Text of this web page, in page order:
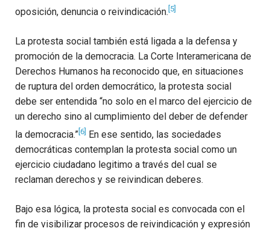
oposición, denuncia o reivindicación. [5]
La protesta social también está ligada a la defensa y
promoción de la democracia. La Corte Interamericana de
Derechos Humanos ha reconocido que, en situaciones
de ruptura del orden democrático, la protesta social
debe ser entendida “no solo en el marco del ejercicio de
un derecho sino al cumplimiento del deber de defender
la democracia.” [6]
En ese sentido, las sociedades
democráticas contemplan la protesta social como un
ejercicio ciudadano legitimo a través del cual se
reclaman derechos y se reivindican deberes.
Bajo esa lógica, la protesta social es convocada con el
fin de visibilizar procesos de reivindicación y expresión